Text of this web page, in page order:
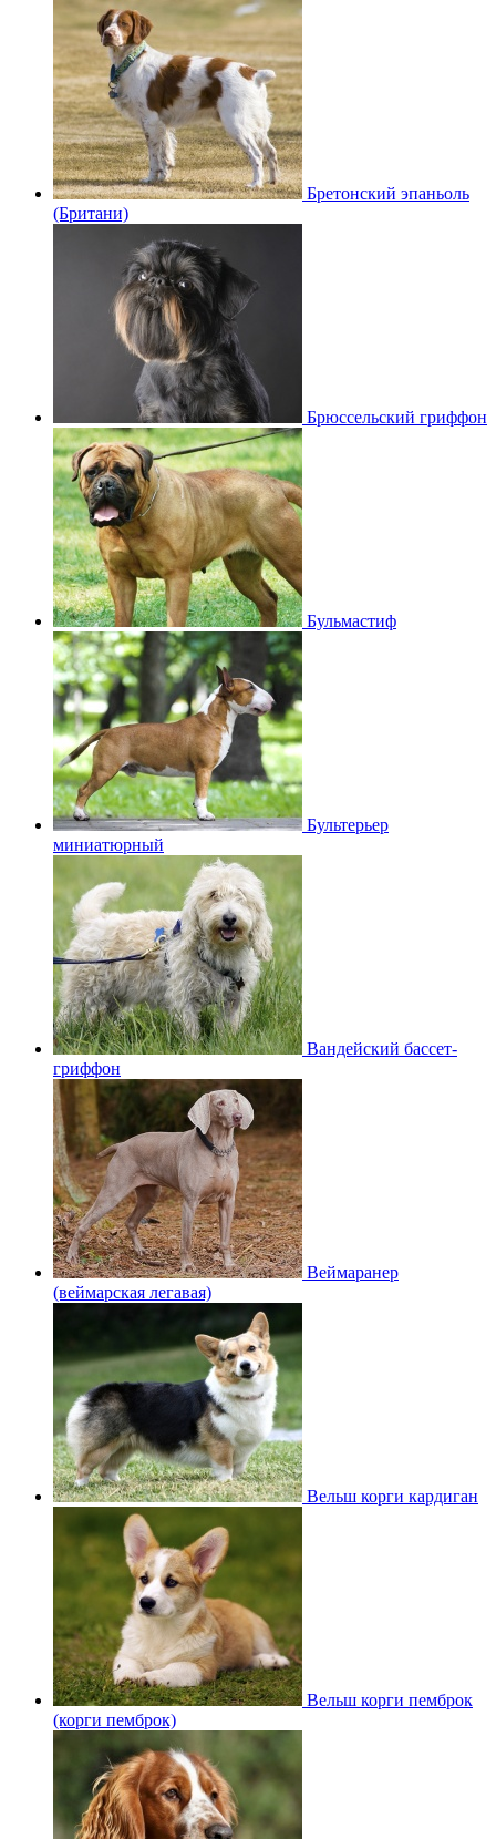
Бретонский эпаньоль
(Британи)
Брюссельский гриффон
Бульмастиф
Бультерьер
миниатюрный
Вандейский бассет-
гриффон
Веймаранер
(веймарская легавая)
Вельш корги кардиган
Вельш корги пемброк
(корги пемброк)